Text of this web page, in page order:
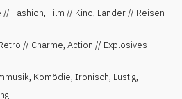
Fashion, Film // Kino, Länder // Reisen
// Charme, Action // Explosives
, Komödie, Ironisch, Lustig,